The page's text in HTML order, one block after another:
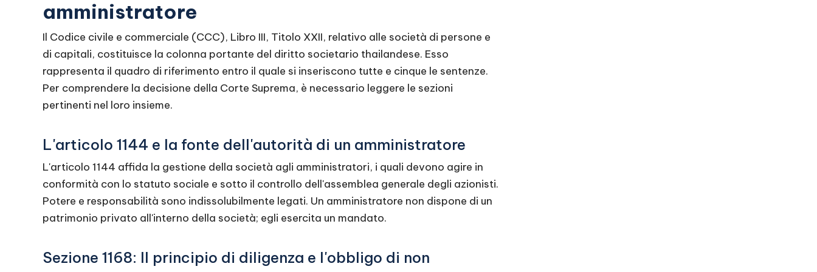
amministratore
Il Codice civile e commerciale (CCC), Libro III, Titolo XXII, relativo alle società di persone e
di capitali, costituisce la colonna portante del diritto societario thailandese. Esso
rappresenta il quadro di riferimento entro il quale si inseriscono tutte e cinque le sentenze.
Per comprendere la decisione della Corte Suprema, è necessario leggere le sezioni
pertinenti nel loro insieme.
L'articolo 1144 e la fonte dell'autorità di un amministratore
L'articolo 1144 affida la gestione della società agli amministratori, i quali devono agire in
conformità con lo statuto sociale e sotto il controllo dell'assemblea generale degli azionisti.
Potere e responsabilità sono indissolubilmente legati. Un amministratore non dispone di un
patrimonio privato all'interno della società; egli esercita un mandato.
Sezione 1168: Il principio di diligenza e l'obbligo di non